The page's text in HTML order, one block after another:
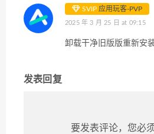
SVIP 应用玩客-PVP
2025 年 3 月 25 日 at 09:15
卸载干净旧版版重新安
发表回复
要发表评论，您必